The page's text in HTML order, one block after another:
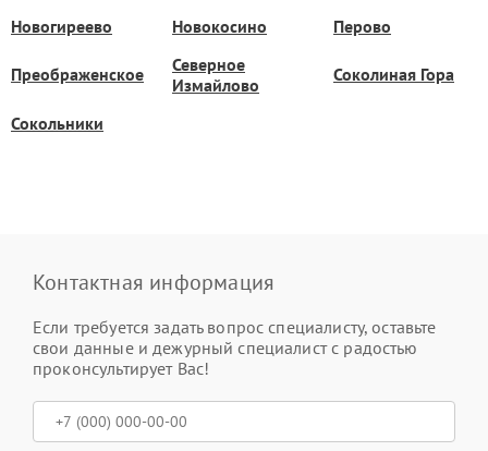
Новогиреево Новокосино Перово
Преображенское
Северное
Измайлово
Соколиная Гора
Сокольники
Контактная информация
Если требуется задать вопрос специалисту, оставьте
свои данные и дежурный специалист с радостью
проконсультирует Вас!